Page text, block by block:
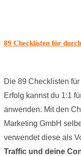
89 Checklisten für
Die 89 Checklisten
Erfolg kannst du 1:1
anwenden. Mit den
Marketing GmbH
verwendet diese als
Traffic und deine